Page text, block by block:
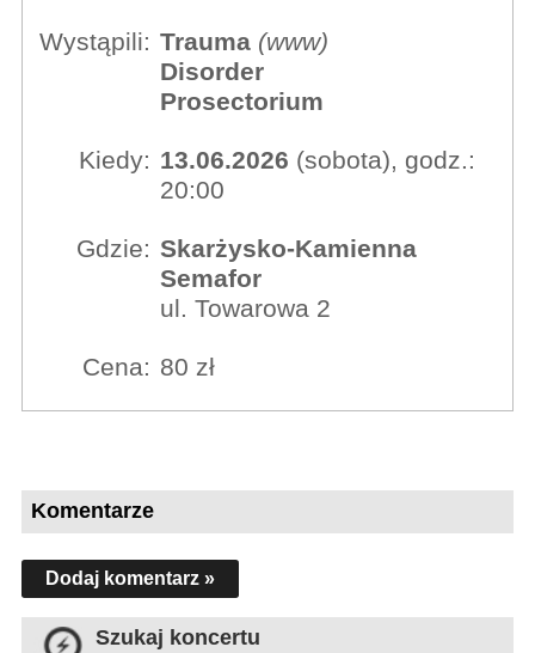
Wystąpili: Trauma (www)
Disorder
Prosectorium
Kiedy: 13.06.2026 (sobota), godz.:
20:00
Gdzie: Skarżysko-Kamienna
Semafor
ul. Towarowa 2
Cena: 80 zł
Komentarze
Dodaj komentarz »
Szukaj koncertu